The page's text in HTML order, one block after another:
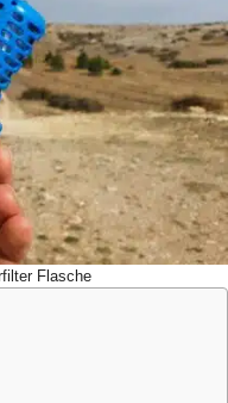
Flasche